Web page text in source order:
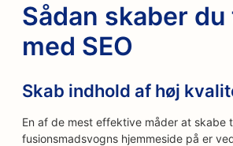
Sådan skaber
med SEO
Skab indhold af høj
En af de mest effektive måder at skabe
fusionsmadsvogns hjemmeside på er